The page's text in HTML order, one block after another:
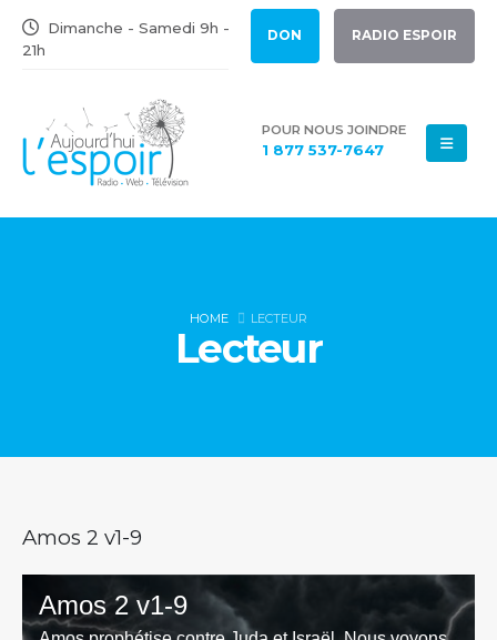
Dimanche - Samedi 9h -
21h
DON RADIO ESPOIR
POUR NOUS JOINDRE
1 877 537-7647
HOME LECTEUR
Lecteur
Amos 2 v1-9